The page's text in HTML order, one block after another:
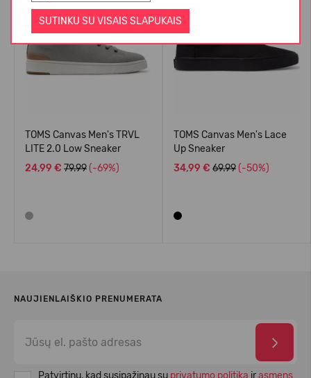
SUTINKU SU VISAIS SLAPUKAIS
TOMS Canvas Men's TRVL
LITE 2.0 Low Sneaker
24,99 € 79.99 (-69%)
TOMS Canvas Men's Lace
Up Sneaker
34,99 € 69.99 (-50%)
NAUJIENLAIŠKIO PRENUMERATA
Patvirtinu, kad susipažinau su privatumo politika irasmens